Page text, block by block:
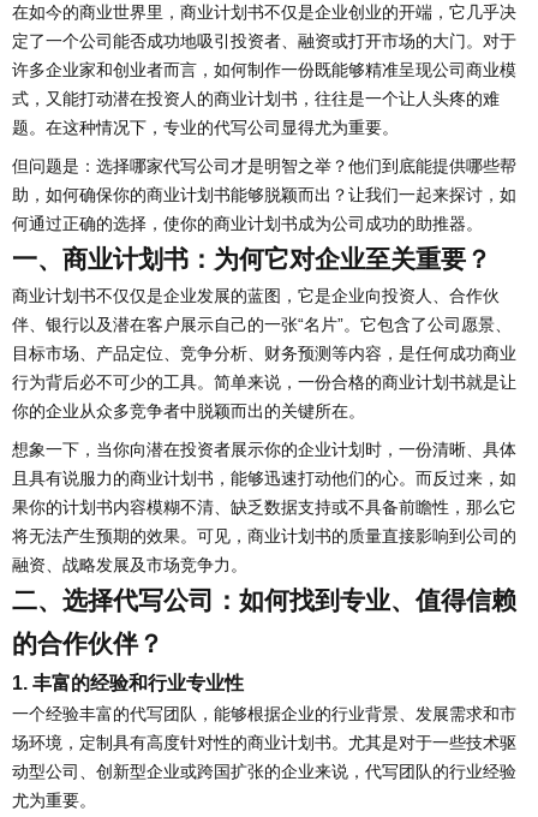
在如今的商业世界里，商业计划书不仅是企业创业的开端，它几乎决
定了一个公司能否成功地吸引投资者、融资或打开市场的大门。对于
许多企业家和创业者而言，如何制作一份既能够精准呈现公司商业模
式，又能打动潜在投资人的商业计划书，往往是一个让人头疼的难
题。在这种情况下，专业的代写公司显得尤为重要。
但问题是：选择哪家代写公司才是明智之举？他们到底能提供哪些帮
助，如何确保你的商业计划书能够脱颖而出？让我们一起来探讨，如
何通过正确的选择，使你的商业计划书成为公司成功的助推器。
一、商业计划书：为何它对企业至关重要？
商业计划书不仅仅是企业发展的蓝图，它是企业向投资人、合作伙
伴、银行以及潜在客户展示自己的一张“名片”。它包含了公司愿景、
目标市场、产品定位、竞争分析、财务预测等内容，是任何成功商业
行为背后必不可少的工具。简单来说，一份合格的商业计划书就是让
你的企业从众多竞争者中脱颖而出的关键所在。
想象一下，当你向潜在投资者展示你的企业计划时，一份清晰、具体
且具有说服力的商业计划书，能够迅速打动他们的心。而反过来，如
果你的计划书内容模糊不清、缺乏数据支持或不具备前瞻性，那么它
将无法产生预期的效果。可见，商业计划书的质量直接影响到公司的
融资、战略发展及市场竞争力。
二、选择代写公司：如何找到专业、值得信赖
的合作伙伴？
1. 丰富的经验和行业专业性
一个经验丰富的代写团队，能够根据企业的行业背景、发展需求和市
场环境，定制具有高度针对性的商业计划书。尤其是对于一些技术驱
动型公司、创新型企业或跨国扩张的企业来说，代写团队的行业经验
尤为重要。